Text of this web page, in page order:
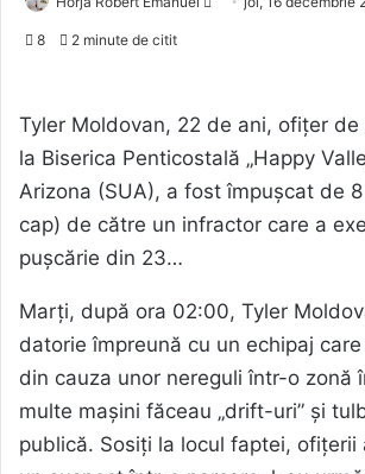
8 2 minute de citit
Tyler Moldovan, 22 de ani, ofițer
la Biserica Penticostală „Happy
Arizona (SUA), a fost împușcat de
cap) de către un infractor care a
pușcărie din 23…
Marți, după ora 02:00, Tyler
datorie împreună cu un echipaj
din cauza unor nereguli într-o zonă
multe mașini făceau „drift-uri” și
publică. Sosiți la locul faptei,